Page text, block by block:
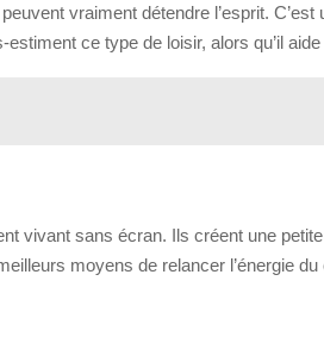
vraiment détendre l’esprit.
ce type de loisir, alors qu’il
vivant sans écran. Ils créent une
moyens de relancer l’énergie du